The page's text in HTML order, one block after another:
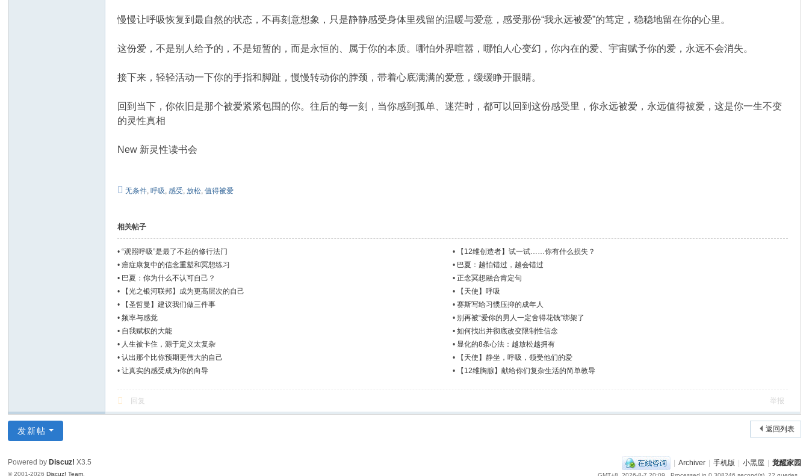
慢慢让呼吸恢复到最自然的状态，不再刻意想象，只是静静感受身体里残留的温暖与爱意，感受那份“我永远被爱”的笃定，稳稳地留在你的心里。
这份爱，不是别人给予的，不是短暂的，而是永恒的、属于你的本质。哪怕外界喧嚣，哪怕人心变幻，你内在的爱、宇宙赋予你的爱，永远不会消失。
接下来，轻轻活动一下你的手指和脚趾，慢慢转动你的脖颈，带着心底满满的爱意，缓缓睁开眼睛。
回到当下，你依旧是那个被爱紧紧包围的你。往后的每一刻，当你感到孤单、迷茫时，都可以回到这份感受里，你永远被爱，永远值得被爱，这是你一生不变
的灵性真相
New 新灵性读书会
无条件,呼吸,感受,放松,值得被爱
相关帖子
•“观照呼吸”是最了不起的修行法门 •
【12维创造者】试一试……你有什么损失？
•癌症康复中的信念重塑和冥想练习 • 巴夏：越怕错过，越会错过
• 巴夏：你为什么不认可自己？ •正念冥想融合肯定句
•
【光之银河联邦】成为更高层次的自己 •
【天使】呼吸
•
【圣哲曼】建议我们做三件事 •赛斯写给习惯压抑的成年人
•频率与感觉 •别再被“爱你的男人一定舍得花钱”绑架了
• 自我赋权的大能 •如何找出并彻底改变限制性信念
• 人生被卡住，源于定义太复杂 • 显化的8条心法：越放松越拥有
•认出那个比你预期更伟大的自己 •
【天使】静坐，呼吸，领受他们的爱
•让真实的感受成为你的向导 • 【12维胸腺】献给你们复杂生活的简单教导
回复 举报
返回列表
发新帖
| Archiver | 手机版 | 小黑屋 | 觉醒家园
Powered by Discuz! X3.5
© 2001-2026Discuz! Team